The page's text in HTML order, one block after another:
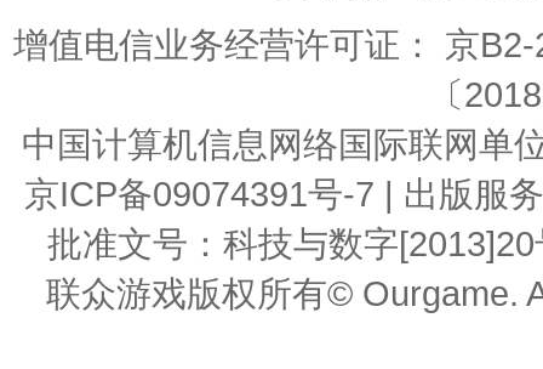
增值电信业务经营许可证： 京
〔
中国计算机信息网络国际联网单
京ICP备09074391号-7 | 出版服
批准文号：科技与数字
联众游戏版权所有© Ourgame.